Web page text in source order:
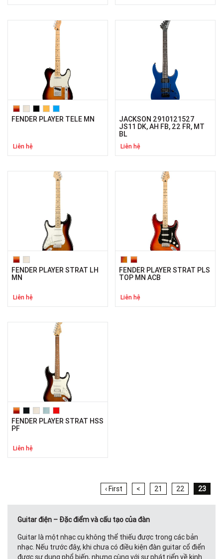
FENDER PLAYER TELE MN
Liên hệ
JACKSON 2910121527
JS11 DK, AH FB, 22 FR, MT
BL
Liên hệ
FENDER PLAYER STRAT LH
MN
Liên hệ
FENDER PLAYER STRAT PLS
TOP MN ACB
Liên hệ
FENDER PLAYER STRAT HSS
PF
Liên hệ
‹ First < 21 22 23
Guitar điện – Đặc điểm và cấu tạo của đàn
Guitar là một nhạc cụ không thể thiếu được trong các bản
nhạc. Nếu trước đây, khi chưa có điều kiện đàn guitar cổ điển